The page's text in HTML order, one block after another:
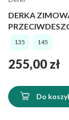
DERKA
135 145
Cena
255,00 zł
Do